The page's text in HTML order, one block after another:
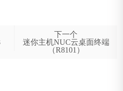
下一个
迷你主机NUC云桌面终端
（R8101）